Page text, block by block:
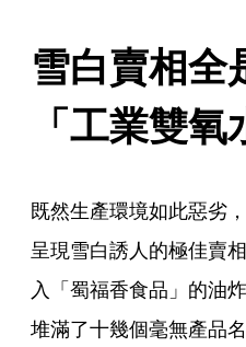
雪白賣相全
「工業雙
既然生產環境如此惡劣
呈現雪白誘人的極佳賣
入「蜀福香食品」的油
堆滿了十幾個毫無產品